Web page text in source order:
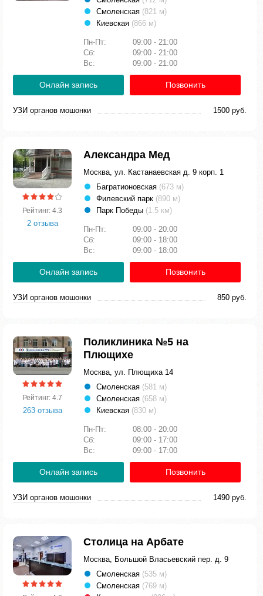
Смоленская (821 м)
Киевская (866 м)
Пн-Пт:
09:00 - 21:00
Сб:
09:00 - 21:00
Вс:
09:00 - 21:00
Онлайн запись Позвонить
УЗИ органов мошонки 1500 руб.
Рейтинг: 4.3
2 отзыва
Александра Мед
Москва, ул. Кастанаевская д. 9 корп. 1
Багратионовская (673 м)
Филевский парк (890 м)
Парк Победы (1.5 км)
Пн-Пт:
09:00 - 20:00
Сб:
09:00 - 18:00
Вс:
09:00 - 18:00
Онлайн запись Позвонить
УЗИ органов мошонки 850 руб.
Рейтинг: 4.7
263 отзыва
Поликлиника №5 на
Плющихе
Москва, ул. Плющиха 14
Смоленская (581 м)
Смоленская (658 м)
Киевская (830 м)
Пн-Пт:
08:00 - 20:00
Сб:
09:00 - 17:00
Вс:
09:00 - 17:00
Онлайн запись Позвонить
УЗИ органов мошонки 1490 руб.
Столица на Арбате
Москва, Большой Власьевский пер. д. 9
Смоленская (535 м)
Смоленская (769 м)